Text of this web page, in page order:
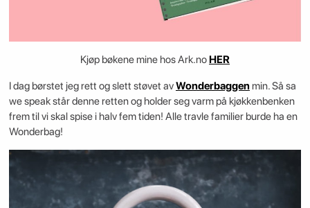
Kjøp bøkene mine hos Ark.no HER
I dag børstet jeg rett og slett støvet avWonderbaggen min. Så sa
we speak står denne retten og holder seg varm på kjøkkenbenken
frem til vi skal spise i halv fem tiden! Alle travle familier burde ha en
Wonderbag!